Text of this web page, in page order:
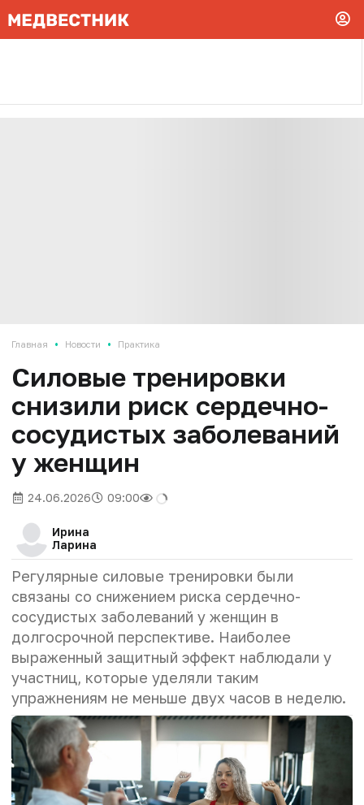
Главная • Новости • Практика
Силовые тренировки
снизили риск сердечно-
сосудистых заболеваний
у женщин
24.06.2026 09:00
Ирина
Ларина
Регулярные силовые тренировки были
связаны со снижением риска сердечно-
сосудистых заболеваний у женщин в
долгосрочной перспективе. Наиболее
выраженный защитный эффект наблюдали у
участниц, которые уделяли таким
упражнениям не меньше двух часов в неделю.